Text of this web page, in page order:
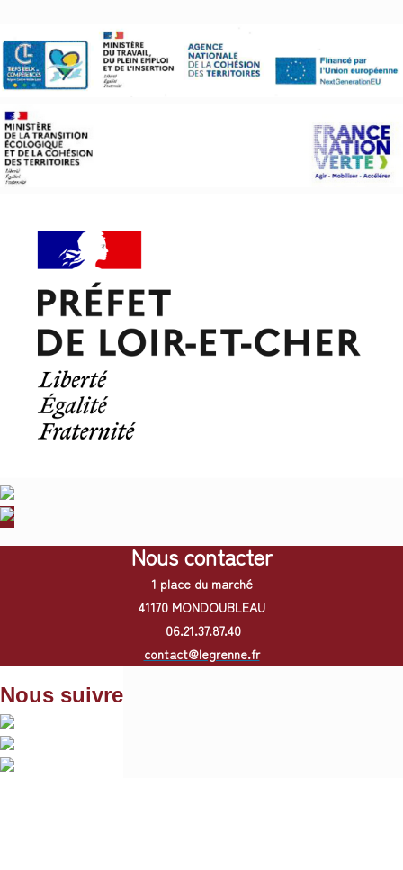
Nous contacter
1 place du marché
41170 MONDOUBLEAU
06.21.37.87.40
contact@legrenne.fr
Nous suivre